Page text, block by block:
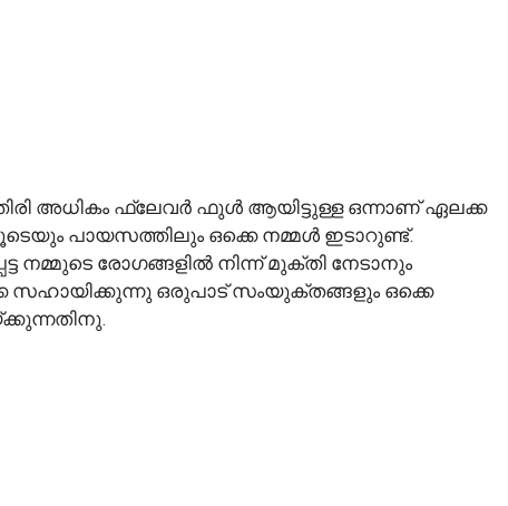
അധികം ഫ്ലേവർ ഫുൾ ആയിട്ടുള്ള ഒന്നാണ് ഏലക്ക
പായസത്തിലും ഒക്കെ നമ്മൾ ഇടാറുണ്ട്.
നമ്മുടെ രോഗങ്ങളിൽ നിന്ന് മുക്തി നേടാനും
ഒരുപാട് സംയുക്തങ്ങളും ഒക്കെ